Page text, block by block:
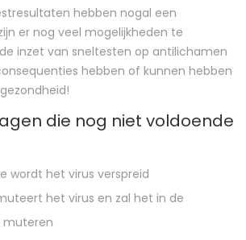
hebben nogal een
er nog veel mogelijkheden te
inzet van sneltesten op antilichamen
hebben of kunnen hebben
die nog niet voldoende
wordt het virus verspreid
het virus en zal het in de
muteren